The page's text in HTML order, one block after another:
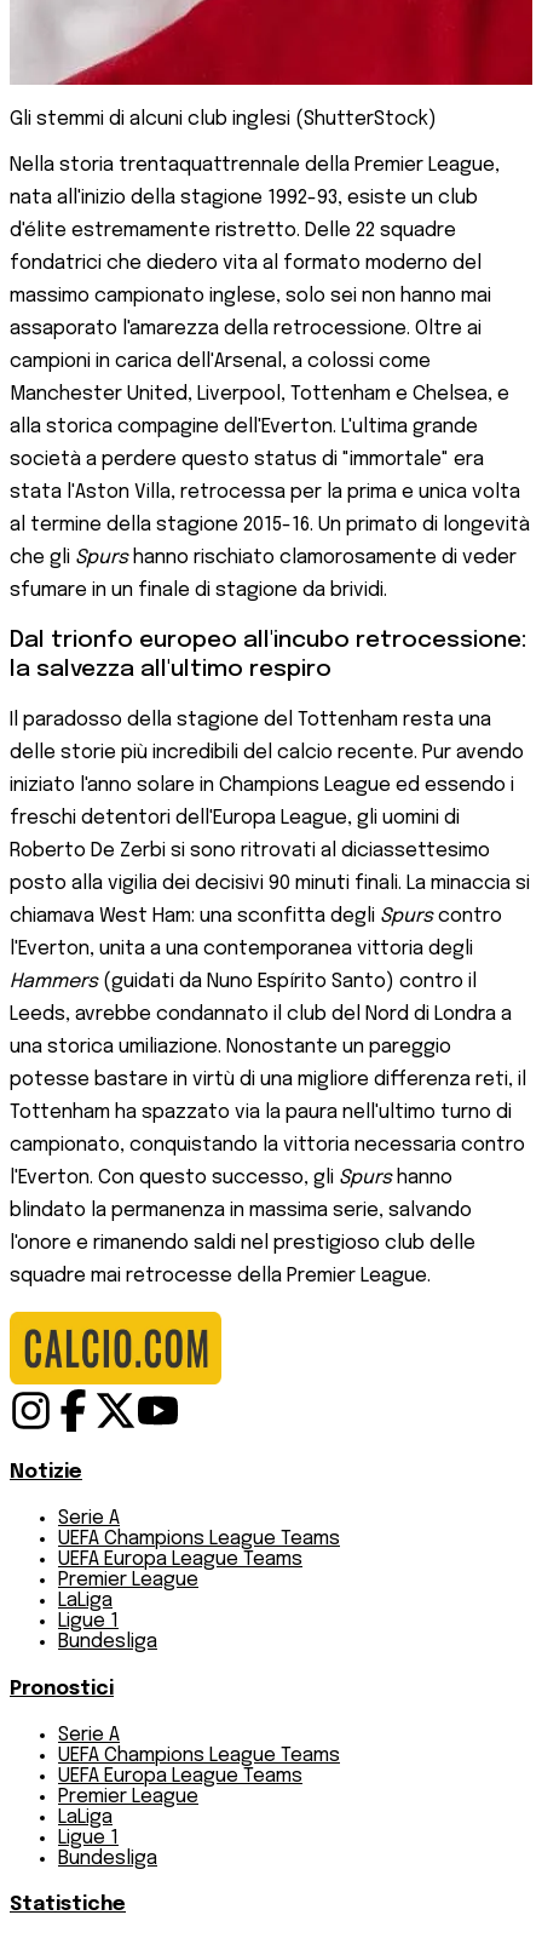
Gli stemmi di alcuni club inglesi (ShutterStock)
Nella storia trentaquattrennale della Premier League,
nata all'inizio della stagione 1992-93, esiste un club
d'élite estremamente ristretto. Delle 22 squadre
fondatrici che diedero vita al formato moderno del
massimo campionato inglese, solo sei non hanno mai
assaporato l'amarezza della retrocessione. Oltre ai
campioni in carica dell'Arsenal, a colossi come
Manchester United, Liverpool, Tottenham e Chelsea, e
alla storica compagine dell'Everton. L'ultima grande
società a perdere questo status di "immortale" era
stata l'Aston Villa, retrocessa per la prima e unica volta
al termine della stagione 2015-16. Un primato di longevità
che gli Spurshanno rischiato clamorosamente di veder
sfumare in un finale di stagione da brividi.
Dal trionfo europeo all'incubo retrocessione:
la salvezza all'ultimo respiro
Il paradosso della stagione del Tottenham resta una
delle storie più incredibili del calcio recente. Pur avendo
iniziato l'anno solare in Champions League ed essendo i
freschi detentori dell'Europa League, gli uomini di
Roberto De Zerbi si sono ritrovati al diciassettesimo
posto alla vigilia dei decisivi 90 minuti finali. La minaccia si
chiamava West Ham: una sconfitta degli Spurscontro
l'Everton, unita a una contemporanea vittoria degli
Hammers(guidati da Nuno Espírito Santo) contro il
Leeds, avrebbe condannato il club del Nord di Londra a
una storica umiliazione. Nonostante un pareggio
potesse bastare in virtù di una migliore differenza reti, il
Tottenham ha spazzato via la paura nell'ultimo turno di
campionato, conquistando la vittoria necessaria contro
l'Everton. Con questo successo, gli Spurshanno
blindato la permanenza in massima serie, salvando
l'onore e rimanendo saldi nel prestigioso club delle
squadre mai retrocesse della Premier League.
Notizie
Serie A
UEFA Champions League Teams
UEFA Europa League Teams
Premier League
LaLiga
Ligue 1
Bundesliga
Pronostici
Serie A
UEFA Champions League Teams
UEFA Europa League Teams
Premier League
LaLiga
Ligue 1
Bundesliga
Statistiche